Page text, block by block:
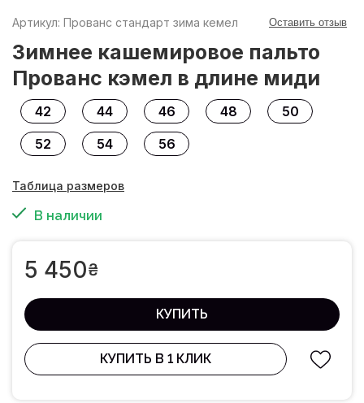
Артикул: Прованс стандарт зима кемел Оставить отзыв
Зимнее кашемировое пальто
Прованс кэмел в длине миди
42 44 46 48
50
52
54 56
Таблица размеров
В наличии
5 450₴
КУПИТЬ
КУПИТЬ В 1 КЛИК